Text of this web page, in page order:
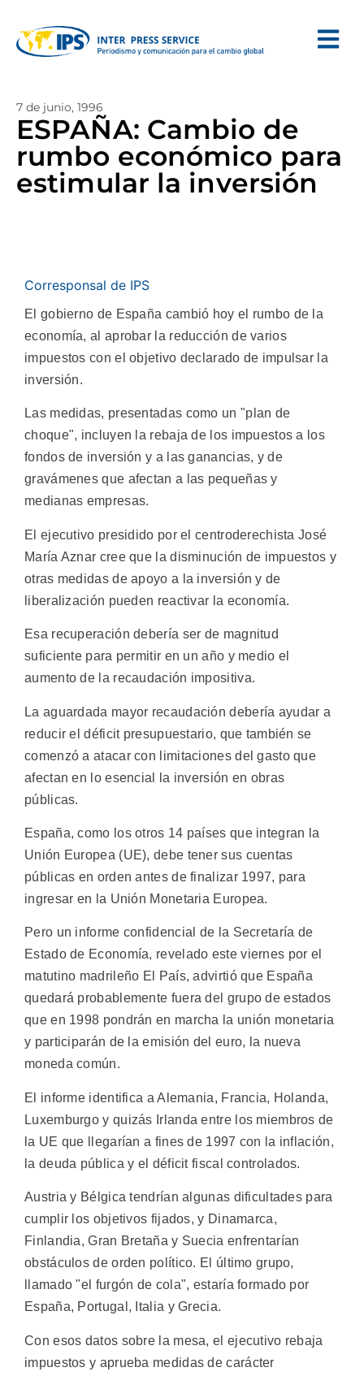
7 de junio, 1996
ESPAÑA: Cambio de
rumbo económico para
estimular la inversión
Corresponsal de IPS
El gobierno de España cambió hoy el rumbo de la
economía, al aprobar la reducción de varios
impuestos con el objetivo declarado de impulsar la
inversión.
Las medidas, presentadas como un "plan de
choque", incluyen la rebaja de los impuestos a los
fondos de inversión y a las ganancias, y de
gravámenes que afectan a las pequeñas y
medianas empresas.
El ejecutivo presidido por el centroderechista José
María Aznar cree que la disminución de impuestos y
otras medidas de apoyo a la inversión y de
liberalización pueden reactivar la economía.
Esa recuperación debería ser de magnitud
suficiente para permitir en un año y medio el
aumento de la recaudación impositiva.
La aguardada mayor recaudación debería ayudar a
reducir el déficit presupuestario, que también se
comenzó a atacar con limitaciones del gasto que
afectan en lo esencial la inversión en obras
públicas.
España, como los otros 14 países que integran la
Unión Europea (UE), debe tener sus cuentas
públicas en orden antes de finalizar 1997, para
ingresar en la Unión Monetaria Europea.
Pero un informe confidencial de la Secretaría de
Estado de Economía, revelado este viernes por el
matutino madrileño El País, advirtió que España
quedará probablemente fuera del grupo de estados
que en 1998 pondrán en marcha la unión monetaria
y participarán de la emisión del euro, la nueva
moneda común.
El informe identifica a Alemania, Francia, Holanda,
Luxemburgo y quizás Irlanda entre los miembros de
la UE que llegarían a fines de 1997 con la inflación,
la deuda pública y el déficit fiscal controlados.
Austria y Bélgica tendrían algunas dificultades para
cumplir los objetivos fijados, y Dinamarca,
Finlandia, Gran Bretaña y Suecia enfrentarían
obstáculos de orden político. El último grupo,
llamado "el furgón de cola", estaría formado por
España, Portugal, Italia y Grecia.
Con esos datos sobre la mesa, el ejecutivo rebaja
impuestos y aprueba medidas de carácter